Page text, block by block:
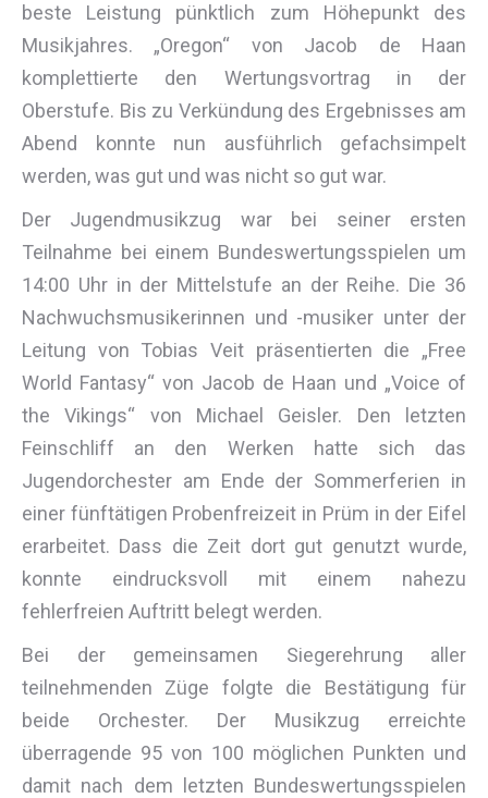
beste Leistung pünktlich zum Höhepunkt des
Musikjahres. „Oregon“ von Jacob de Haan
komplettierte den Wertungsvortrag in der
Oberstufe. Bis zu Verkündung des Ergebnisses am
Abend konnte nun ausführlich gefachsimpelt
werden, was gut und was nicht so gut war.
Der Jugendmusikzug war bei seiner ersten
Teilnahme bei einem Bundeswertungsspielen um
14:00 Uhr in der Mittelstufe an der Reihe. Die 36
Nachwuchsmusikerinnen und -musiker unter der
Leitung von Tobias Veit präsentierten die „Free
World Fantasy“ von Jacob de Haan und „Voice of
the Vikings“ von Michael Geisler. Den letzten
Feinschliff an den Werken hatte sich das
Jugendorchester am Ende der Sommerferien in
einer fünftätigen Probenfreizeit in Prüm in der Eifel
erarbeitet. Dass die Zeit dort gut genutzt wurde,
konnte eindrucksvoll mit einem nahezu
fehlerfreien Auftritt belegt werden.
Bei der gemeinsamen Siegerehrung aller
teilnehmenden Züge folgte die Bestätigung für
beide Orchester. Der Musikzug erreichte
überragende 95 von 100 möglichen Punkten und
damit nach dem letzten Bundeswertungsspielen